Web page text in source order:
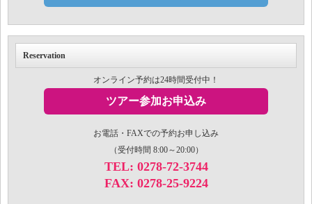
Reservation
オンライン予約は24時間受付中！
ツアー参加お申込み
お電話・FAXでの予約お申し込み
（受付時間 8:00～20:00）
TEL: 0278-72-3744
FAX: 0278-25-9224